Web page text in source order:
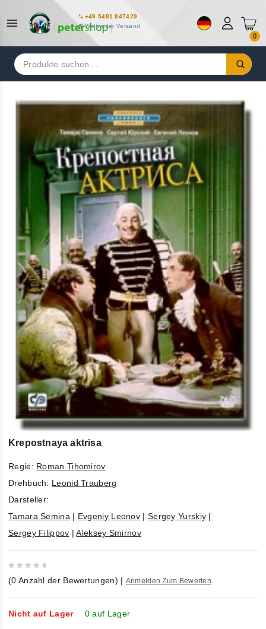
+49 5481 847429
Weltweiter Versand
0
Suchen
nach:
Krepostnaya aktrisa
Regie: Roman Tihomirov
Drehbuch: Leonid Trauberg
Darsteller:
Tamara Semina | Evgeniy Leonov | Sergey Yurskiy |
Sergey Filippov |Aleksey Smirnov
out
of
5
(0 Anzahl der Bewertungen) | Anmelden Zum Bewerten
Nicht auf Lager 0 auf Lager